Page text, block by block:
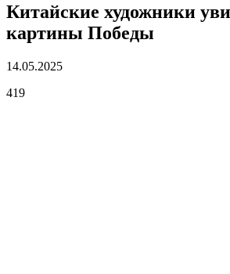
Китайские художники
картины Победы
14.05.2025
419